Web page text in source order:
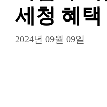
세청 혜택
2024년 09월 09일